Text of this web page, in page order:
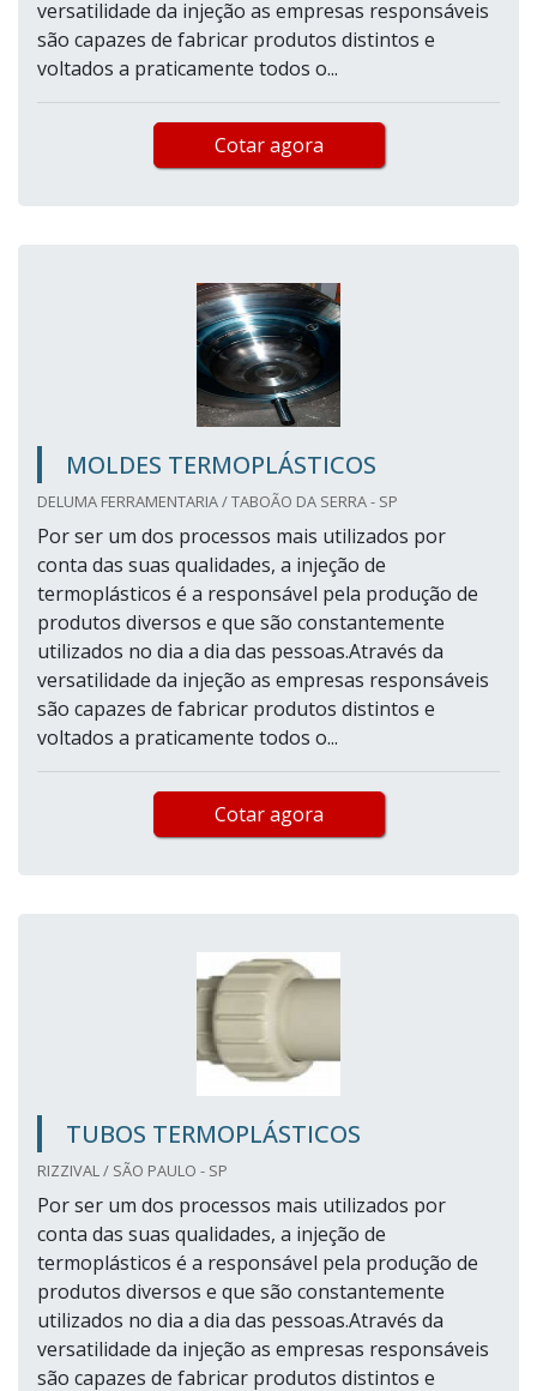
versatilidade da injeção as empresas responsáveis
são capazes de fabricar produtos distintos e
voltados a praticamente todos o...
Cotar agora
MOLDES TERMOPLÁSTICOS
DELUMA FERRAMENTARIA / TABOÃO DA SERRA - SP
Por ser um dos processos mais utilizados por
conta das suas qualidades, a injeção de
termoplásticos é a responsável pela produção de
produtos diversos e que são constantemente
utilizados no dia a dia das pessoas.Através da
versatilidade da injeção as empresas responsáveis
são capazes de fabricar produtos distintos e
voltados a praticamente todos o...
Cotar agora
TUBOS TERMOPLÁSTICOS
RIZZIVAL / SÃO PAULO - SP
Por ser um dos processos mais utilizados por
conta das suas qualidades, a injeção de
termoplásticos é a responsável pela produção de
produtos diversos e que são constantemente
utilizados no dia a dia das pessoas.Através da
versatilidade da injeção as empresas responsáveis
são capazes de fabricar produtos distintos e